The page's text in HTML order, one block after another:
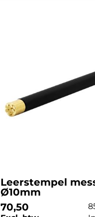
Leerstempel
Ø10mm
70,50